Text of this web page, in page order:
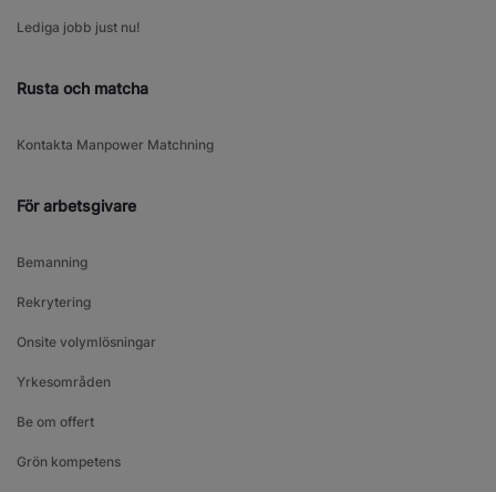
Lediga jobb just nu!
Rusta och matcha
Kontakta Manpower Matchning
För arbetsgivare
Bemanning
Rekrytering
Onsite volymlösningar
Yrkesområden
Be om offert
Grön kompetens